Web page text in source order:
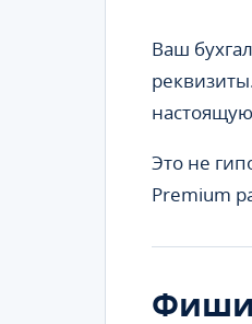
Ваш
Это не
Premium